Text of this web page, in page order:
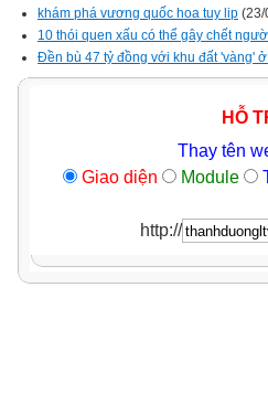
khám phá vương quốc hoa tuy lip (23/
10 thói quen xấu có thể gây chết
Đền bù 47 tỷ đồng với khu đất 'vàng'
HỖ
Thay tên
Giao diện
Module
http://